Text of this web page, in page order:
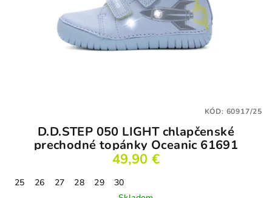
D.D.STEP 050 LIGHT chlapčenské
prechodné topánky Oceanic 61691
49,90 €
25 26 27 28 29
30
KÓD: 60917/25